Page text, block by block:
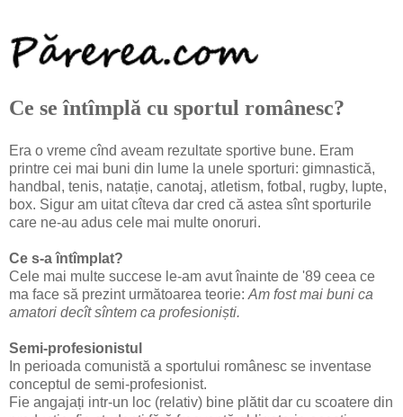
Ce se întîmplă cu sportul românesc?
Era o vreme cînd aveam rezultate sportive bune. Eram
printre cei mai buni din lume la unele sporturi: gimnastică,
handbal, tenis, natație, canotaj, atletism, fotbal, rugby, lupte,
box. Sigur am uitat cîteva dar cred că astea sînt sporturile
care ne-au adus cele mai multe onoruri.
Ce s-a întîmplat?
Cele mai multe succese le-am avut înainte de '89 ceea ce
ma face să prezint următoarea teorie: Am fost mai buni ca
amatori decît sîntem ca profesioniști.
Semi-profesionistul
In perioada comunistă a sportului românesc se inventase
conceptul de semi-profesionist.
Fie angajați intr-un loc (relativ) bine plătit dar cu scoatere din